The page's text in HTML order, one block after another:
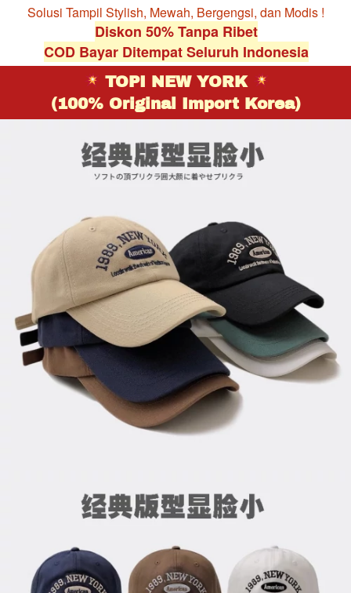
Solusi Tampil Stylish, Mewah, Bergengsi, dan Modis !
Diskon 50% Tanpa Ribet
COD Bayar Ditempat Seluruh Indonesia
TOPI NEW YORK
(100% Original Import Korea)